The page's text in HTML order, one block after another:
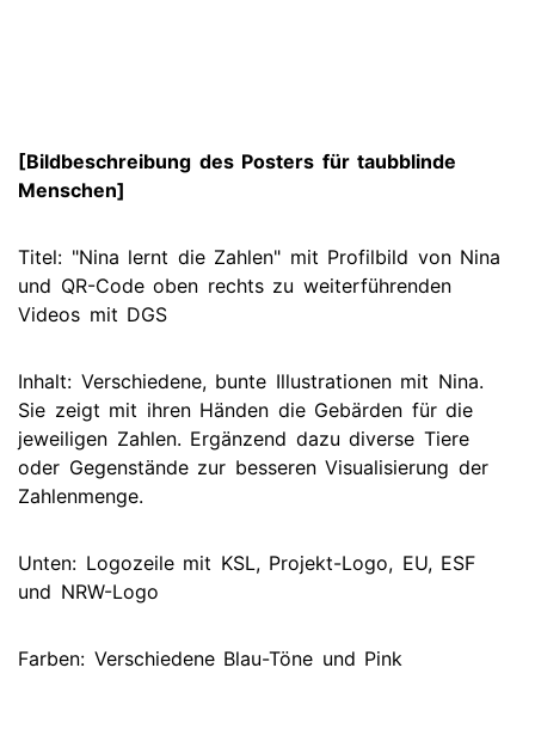
[Bildbeschreibung des Posters für taubblinde
Menschen]
Titel: "Nina lernt die Zahlen" mit Profilbild von Nina
und QR-Code oben rechts zu weiterführenden
Videos mit DGS
Inhalt: Verschiedene, bunte Illustrationen mit Nina.
Sie zeigt mit ihren Händen die Gebärden für die
jeweiligen Zahlen. Ergänzend dazu diverse Tiere
oder Gegenstände zur besseren Visualisierung der
Zahlenmenge.
Unten: Logozeile mit KSL, Projekt-Logo, EU, ESF
und NRW-Logo
Farben: Verschiedene Blau-Töne und Pink